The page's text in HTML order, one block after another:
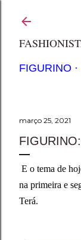
FIGURINO
março 25, 2021
E o tema de
na primeira e
Terá.